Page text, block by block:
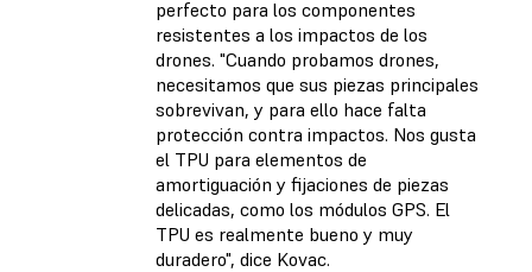
perfecto para los componentes
resistentes a los impactos de los
drones. "Cuando probamos drones,
necesitamos que sus piezas principales
sobrevivan, y para ello hace falta
protección contra impactos. Nos gusta
el TPU para elementos de
amortiguación y fijaciones de piezas
delicadas, como los módulos GPS. El
TPU es realmente bueno y muy
duradero", dice Kovac.